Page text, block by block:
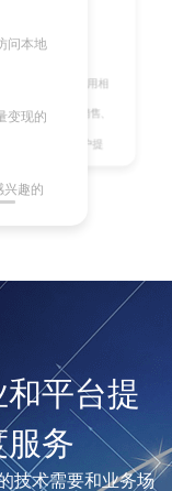
问本地
变现的
兴趣的
高核心竞争力,利用相
业与顾客间在销售、
管理方式，向客户提
平台提
服务
技术需要和业务场